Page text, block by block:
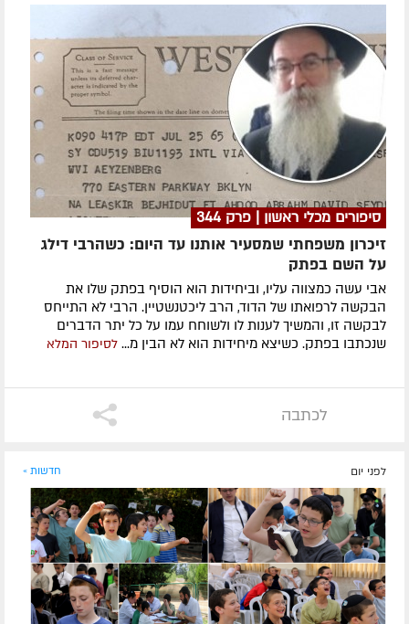
סיפורים מכלי ראשון | פרק 344
זיכרון משפחתי שמסעיר אותנו עד היום: כשהרבי דילג
על השם בפתק
אבי עשה כמצווה עליו, וביחידות הוא הוסיף בפתק שלו את
הבקשה לרפואתו של הדוד, הרב ליכטנשטיין. הרבי לא התייחס
לבקשה זו, והמשיך לענות לו ולשוחח עמו על כל יתר הדברים
שנכתבו בפתק. כשיצא מיחידות הוא לא הבין מ... לסיפור המלא
לכתבה
לפני יום חדשות »